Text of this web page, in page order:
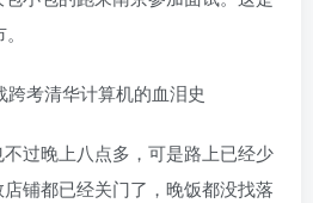
过晚上八点多，可是路上已经少
铺都已经关门了，晚饭都没找落